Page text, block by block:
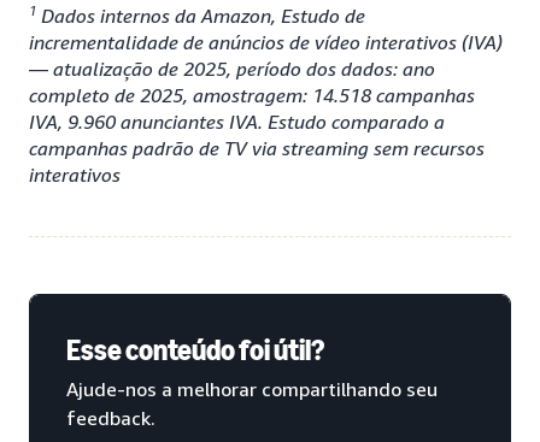
1 Dados internos da Amazon, Estudo de
incrementalidade de anúncios de vídeo interativos (IVA)
— atualização de 2025, período dos dados: ano
completo de 2025, amostragem: 14.518 campanhas
IVA, 9.960 anunciantes IVA. Estudo comparado a
campanhas padrão de TV via streaming sem recursos
interativos
Esse conteúdo foi útil?
Ajude-nos a melhorar compartilhando seu
feedback.